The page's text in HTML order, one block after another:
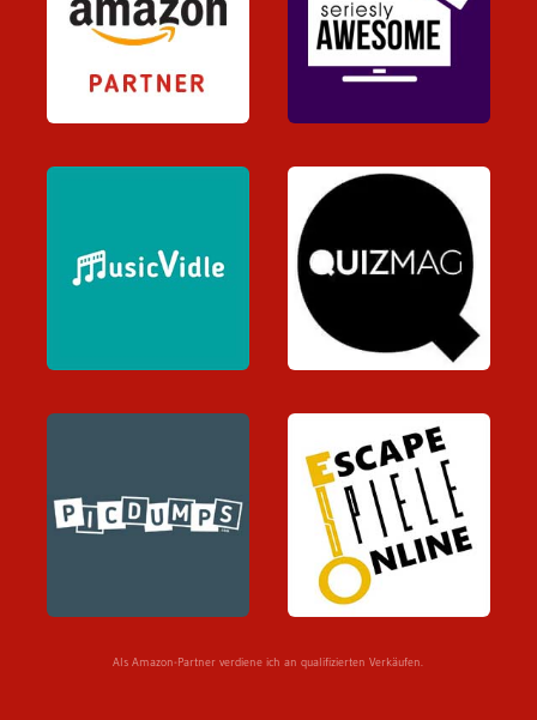
Als Amazon-Partner verdiene ich an qualifizierten Verkäufen.